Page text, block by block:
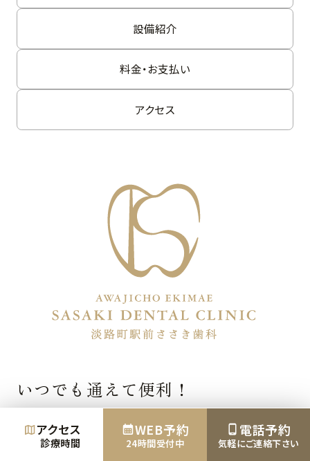
設備紹介
料金・お支払い
アクセス
いつでも通えて便利！
平日と土日、朝から夜まで診療している淡路町
の歯医者
アクセス
診療時間
WEB予約
24時間受付中
電話予約
気軽にご連絡下さい